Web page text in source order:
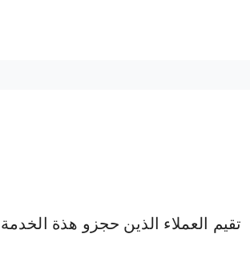
تقيم العملاء الذين حجزو هذة الخدمة